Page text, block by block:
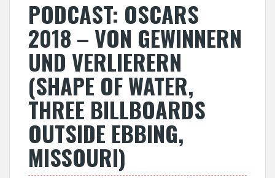
PODCAST: OSCARS
2018 – VON GEWINNERN
UND VERLIERERN
(SHAPE OF WATER,
THREE BILLBOARDS
OUTSIDE EBBING,
MISSOURI)